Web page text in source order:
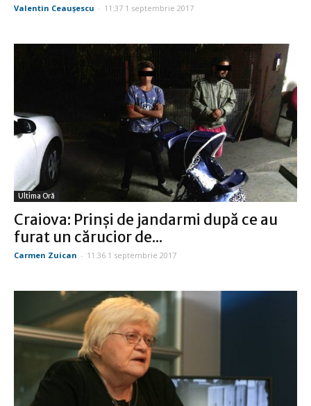
Valentin Ceauşescu - 11:37 1 septembrie 2017
Ultima Oră
Craiova: Prinşi de jandarmi după ce au
furat un cărucior de...
Carmen Zuican - 11:36 1 septembrie 2017